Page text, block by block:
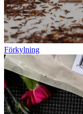
Förkylning